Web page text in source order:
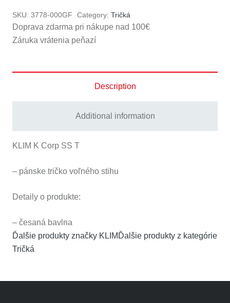
SKU: 3778-000GF Category: Tričká
Doprava zdarma pri nákupe nad 100€
Záruka vrátenia peňazí
Description
Additional information
KLIM K Corp SS T
– pánske tričko voľného stihu
Detaily o produkte:
– česaná bavlna
Ďalšie produkty značky KLIM Ďalšie produkty z kategórie
Tričká